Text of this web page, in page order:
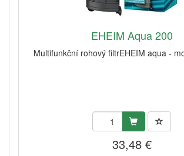
EHEIM Aqua 200
Multifunkční rohový filtrEHEIM aqua -
33,48 €